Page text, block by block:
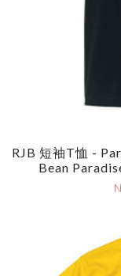
RJB 短袖T恤 -
Bean